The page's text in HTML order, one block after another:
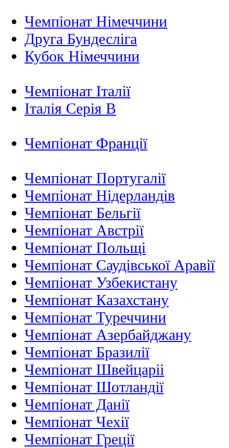
Чемпіонат Німеччини
Друга Бундесліга
Кубок Німеччини
Чемпіонат Італії
Італія Серія B
Чемпіонат Франції
Чемпіонат Португалії
Чемпіонат Нідерландiв
Чемпіонат Бельгії
Чемпіонат Австрії
Чемпіонат Польщі
Чемпіонат Саудівської Аравії
Чемпіонат Узбекистану
Чемпіонат Казахстану
Чемпіонат Туреччини
Чемпіонат Азербайджану
Чемпіонат Бразилії
Чемпіонат Швейцаріі
Чемпіонат Шотландії
Чемпіонат Данії
Чемпіонат Чехії
Чемпіонат Греції